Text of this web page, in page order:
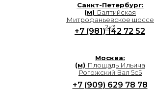
+7 (909) 629 78 78
Санкт-Петербург:
(м) Балтийская
Митрофаньевское шоссе
2к3
+7 (981) 142 72 52
Москва:
(м) Площадь Ильича
Рогожский Вал 5с5